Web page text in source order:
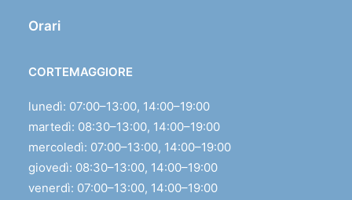
Orari
CORTEMAGGIORE
lunedì: 07:00–13:00, 14:00–19:00
martedì: 08:30–13:00, 14:00–19:00
mercoledì: 07:00–13:00, 14:00–19:00
giovedì: 08:30–13:00, 14:00–19:00
venerdì: 07:00–13:00, 14:00–19:00